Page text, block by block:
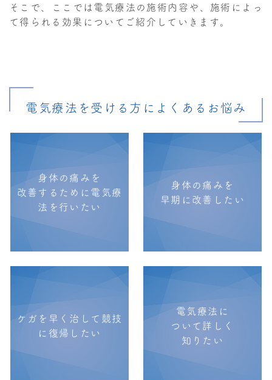
そこで、ここでは電気療法の施術内容や、施術によっ
て得られる効果についてご紹介していきます。
電気療法を受ける方によくあるお悩み
身体の痛みを
改善するために電気療
法を行いたい
身体の痛みを
早期に改善したい
ケガを早く治して競技
に復帰したい
電気療法に
ついて詳しく
知りたい